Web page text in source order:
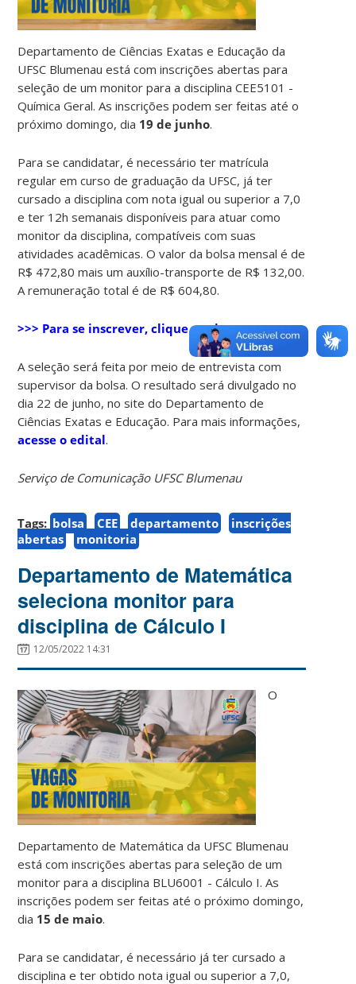
Departamento de Ciências Exatas e Educação da
UFSC Blumenau está com inscrições abertas para
seleção de um monitor para a disciplina CEE5101 -
Química Geral. As inscrições podem ser feitas até o
próximo domingo, dia 19 de junho.
Para se candidatar, é necessário ter matrícula
regular em curso de graduação da UFSC, já ter
cursado a disciplina com nota igual ou superior a 7,0
e ter 12h semanais disponíveis para atuar como
monitor da disciplina, compatíveis com suas
atividades acadêmicas. O valor da bolsa mensal é de
R$ 472,80 mais um auxílio-transporte de R$ 132,00.
A remuneração total é de R$ 604,80.
>>> Para se inscrever, clique aqui.
A seleção será feita por meio de entrevista com
supervisor da bolsa. O resultado será divulgado no
dia 22 de junho, no site do Departamento de
Ciências Exatas e Educação. Para mais informações,
acesse o edital.
Serviço de Comunicação UFSC Blumenau
Tags: bolsa CEE departamento
inscrições
abertas
monitoria
Departamento de Matemática
seleciona monitor para
disciplina de Cálculo I
12/05/2022 14:31
O
Departamento de Matemática da UFSC Blumenau
está com inscrições abertas para seleção de um
monitor para a disciplina BLU6001 - Cálculo I. As
inscrições podem ser feitas até o próximo domingo,
dia 15 de maio.
Para se candidatar, é necessário já ter cursado a
disciplina e ter obtido nota igual ou superior a 7,0,